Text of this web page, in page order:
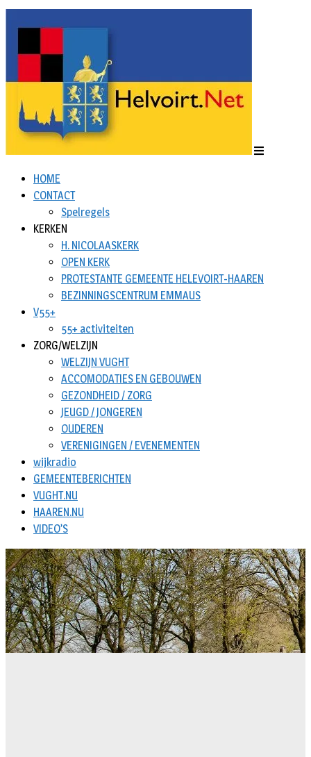
HOME
CONTACT
Spelregels
KERKEN
H. NICOLAASKERK
OPEN KERK
PROTESTANTE GEMEENTE HELEVOIRT-HAAREN
BEZINNINGSCENTRUM EMMAUS
V55+
55+ activiteiten
ZORG/WELZIJN
WELZIJN VUGHT
ACCOMODATIES EN GEBOUWEN
GEZONDHEID / ZORG
JEUGD / JONGEREN
OUDEREN
VERENIGINGEN / EVENEMENTEN
wijkradio
GEMEENTEBERICHTEN
VUGHT.NU
HAAREN.NU
VIDEO’S